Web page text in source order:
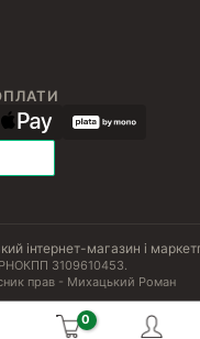
інтернет-магазин і
3109610453.
прав - Михацький Роман
Публічна оферта